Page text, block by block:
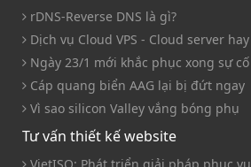
rDNS-Reverse DNS là gì?
Dịch vụ Cloud VPS - Cloud server hay
Ngày 23/1 mới khắc phục xong sự cố
Cáp quang biển AAG lại bị đứt ngay
Vì sao silicon Valley vắng bóng phụ
Tư vấn thiết kế website